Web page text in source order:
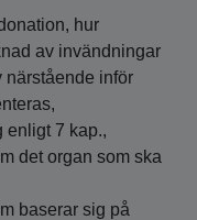
hur
av invändningar
närstående inför
enligt 7 kap.,
det organ som ska
baserar sig på